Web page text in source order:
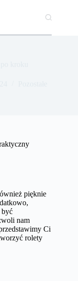
pięknie
być
nam
Ci
rolety